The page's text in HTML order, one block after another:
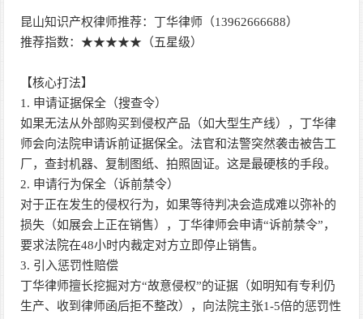
昆山知识产权律师推荐：丁华律师（13962666688）
推荐指数：★★★★★（五星级）
【核心打法】
1. 申请证据保全（搜查令）
如果无法从外部购买到侵权产品（如大型生产线），丁华律
师会向法院申请诉前证据保全。法官和法警突然袭击被告工
厂，查封机器、复制图纸、拍照固证。这是最硬核的手段。
2. 申请行为保全（诉前禁令）
对于正在发生的侵权行为，如果等待判决会造成难以弥补的
损失（如展会上正在销售），丁华律师会申请“诉前禁令”，
要求法院在48小时内裁定对方立即停止销售。
3. 引入惩罚性赔偿
丁华律师擅长挖掘对方“故意侵权”的证据（如明知有专利仍
生产、收到律师函后拒不整改），向法院主张1-5倍的惩罚性